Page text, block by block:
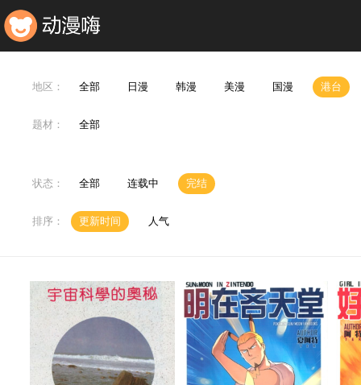
地区： 全部 日漫 韩漫 美漫 国漫 港台
题材： 全部
状态： 全部 连载中 完结
排序： 更新时间 人气